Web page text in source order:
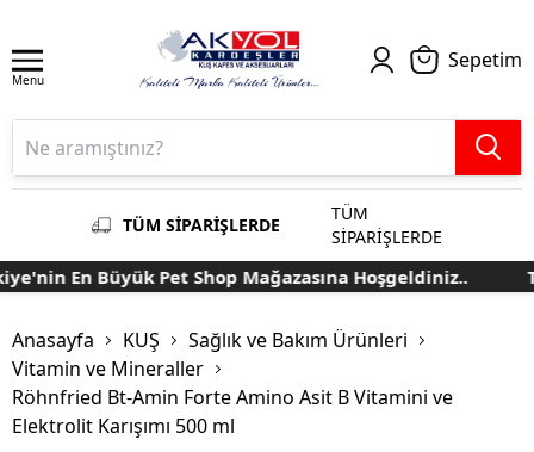
Menu
Sepetim
TÜM SİPARİŞLERDE
TÜM
SİPARİŞLERDE
En Büyük Pet Shop Mağazasına Hoşgeldiniz..
Anasayfa KUŞ
Sağlık ve Bakım Ürünleri
Vitamin ve Mineraller
Röhnfried Bt-Amin Forte Amino Asit B Vitamini ve
Elektrolit Karışımı 500 ml